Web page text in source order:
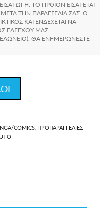
ΤΟ ΠΡΟΪΌΝ ΕΙΣΆΓΕΤΑΙ
ΤΗΝ ΠΑΡΑΓΓΕΛΊΑ ΣΑΣ. Ο
ΚΑΙ ΕΝΔΈΧΕΤΑΙ ΝΑ
ΕΛΈΓΧΟΥ ΜΑΣ
ΘΑ ΕΝΗΜΕΡΏΝΕΣΤΕ
COMICS, ΠΡΟΠΑΡΑΓΓΕΛΊΕΣ